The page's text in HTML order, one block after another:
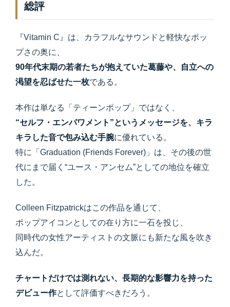
総評
『Vitamin C』は、カラフルなサウンドと軽快なポッ
プさの奥に、
90年代末期の若者たちが抱えていた葛藤や、自立への
渇望を忍ばせた一枚である。
本作は単なる「ティーンポップ」ではなく、
“セルフ・エンパワメント”というメッセージを、キラ
キラした音で包み込む手腕に優れている。
特に「Graduation (Friends Forever)」は、その後の世
代にまで届く“ユース・アンセム”としての地位を確立
した。
Colleen Fitzpatrickはこの作品を通じて、
ポップアイコンとしての在り方に一石を投じ、
同時代の女性アーティストの文脈にも新たな風を吹き
込んだ。
チャートだけでは測れない、長期的な影響力を持った
デビュー作として評価すべきだろう。